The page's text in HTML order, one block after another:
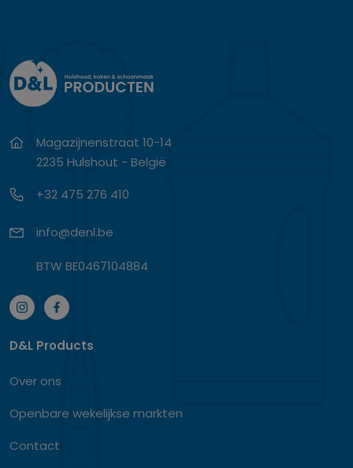
Magazijnenstraat 10-14
2235 Hulshout - België
+32 475 276 410
info@denl.be
BTW BE0467104884
D&L Products
Over ons
Openbare wekelijkse markten
Contact